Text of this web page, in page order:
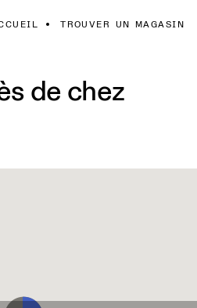
TROUVER UN MAGASIN
de chez